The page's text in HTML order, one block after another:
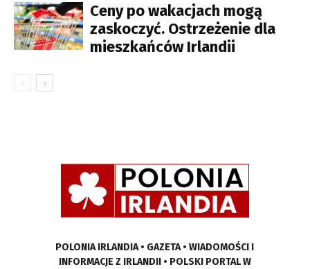
Ceny po wakacjach mogą
zaskoczyć. Ostrzeżenie dla
mieszkańców Irlandii
POLONIA IRLANDIA • GAZETA • WIADOMOŚCI I
INFORMACJE Z IRLANDII • POLSKI PORTAL W